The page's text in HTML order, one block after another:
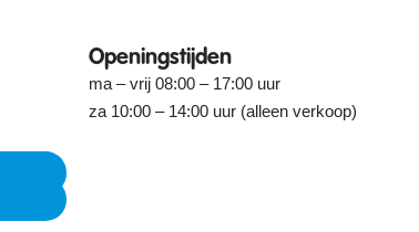
Openingstijden
ma – vrij 08:00 – 17:00 uur
za 10:00 – 14:00 uur (alleen verkoop)